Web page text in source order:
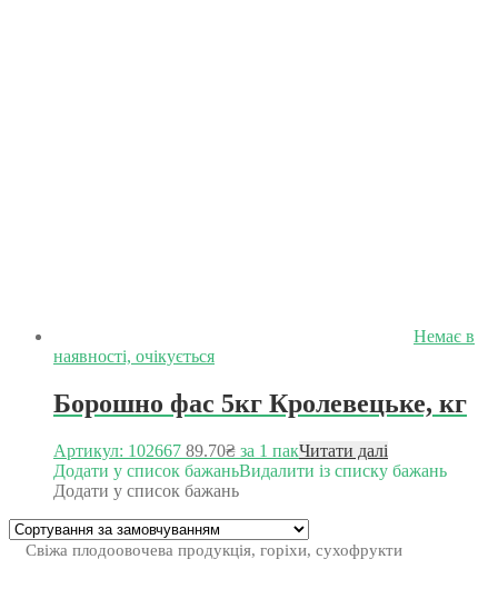
Немає в
наявності, очікується
Борошно фас 5кг Кролевецьке, кг
Артикул: 102667 89.70₴ за 1 пакЧитати далі
Додати у список бажаньВидалити із списку бажань
Додати у список бажань
Свіжа плодоовочева продукція, горіхи, сухофрукти